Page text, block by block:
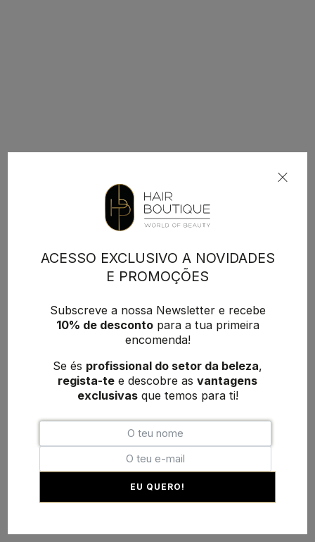
ACESSO EXCLUSIVO A NOVIDADES
E PROMOÇÕES
Subscreve a nossa Newsletter e recebe
10% de descontopara a tua primeira
encomenda!
Se és profissional do setor da beleza,
regista-te e descobre as vantagens
exclusivasque temos para ti!
EU QUERO!